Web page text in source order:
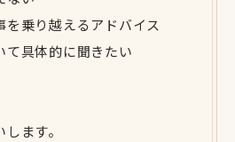
を乗り越えるアドバイス
て具体的に聞きたい
ます。